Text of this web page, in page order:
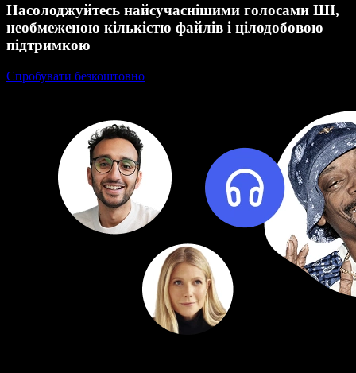
Насолоджуйтесь найсучаснішими голосами ШІ,
необмеженою кількістю файлів і цілодобовою
підтримкою
Спробувати безкоштовно